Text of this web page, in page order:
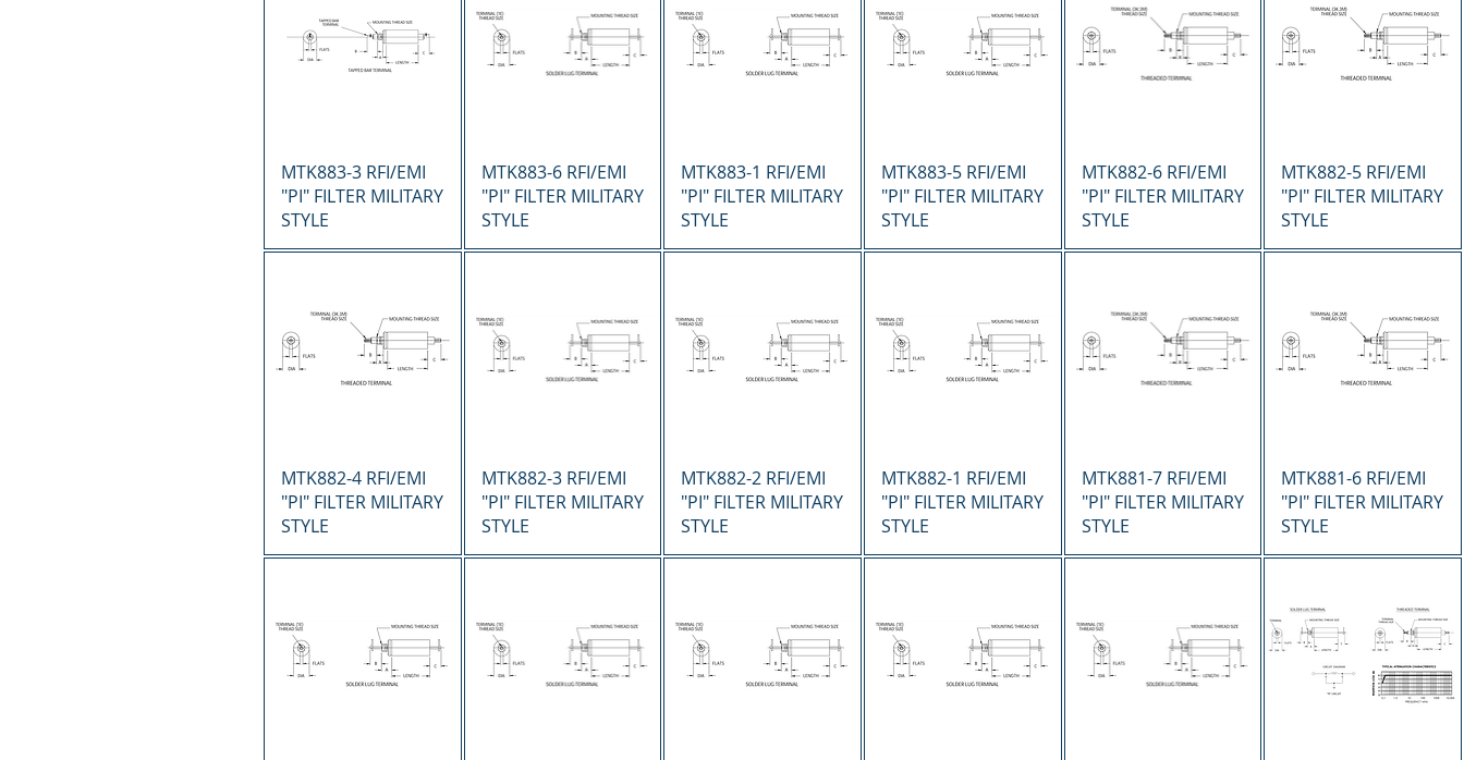
Vista rápida
MTK883-3 RFI/EMI
"PI" FILTER MILITARY
STYLE
Vista rápida
MTK883-6 RFI/EMI
"PI" FILTER MILITARY
STYLE
Vista rápida
MTK883-1 RFI/EMI
"PI" FILTER MILITARY
STYLE
Vista rápida
MTK883-5 RFI/EMI
"PI" FILTER MILITARY
STYLE
Vista rápida
MTK882-6 RFI/EMI
"PI" FILTER MILITARY
STYLE
Vista rápida
MTK882-5 RFI/EMI
"PI" FILTER MILITARY
STYLE
Vista rápida
MTK882-4 RFI/EMI
"PI" FILTER MILITARY
STYLE
Vista rápida
MTK882-3 RFI/EMI
"PI" FILTER MILITARY
STYLE
Vista rápida
MTK882-2 RFI/EMI
"PI" FILTER MILITARY
STYLE
Vista rápida
MTK882-1 RFI/EMI
"PI" FILTER MILITARY
STYLE
Vista rápida
MTK881-7 RFI/EMI
"PI" FILTER MILITARY
STYLE
Vista rápida
MTK881-6 RFI/EMI
"PI" FILTER MILITARY
STYLE